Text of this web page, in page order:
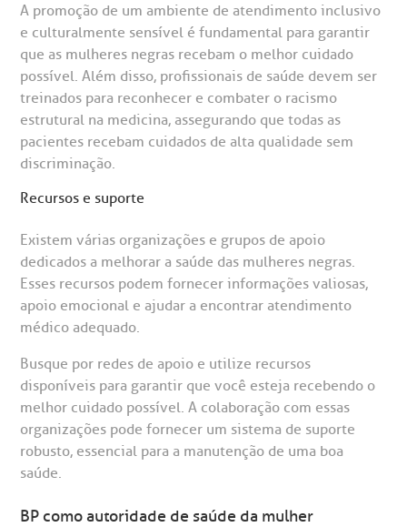
A promoção de um ambiente de atendimento inclusivo
e culturalmente sensível é fundamental para garantir
que as mulheres negras recebam o melhor cuidado
possível. Além disso, profissionais de saúde devem ser
treinados para reconhecer e combater o racismo
estrutural na medicina, assegurando que todas as
pacientes recebam cuidados de alta qualidade sem
discriminação.
Recursos e suporte
Existem várias organizações e grupos de apoio
dedicados a melhorar a saúde das mulheres negras.
Esses recursos podem fornecer informações valiosas,
apoio emocional e ajudar a encontrar atendimento
médico adequado.
Busque por redes de apoio e utilize recursos
disponíveis para garantir que você esteja recebendo o
melhor cuidado possível. A colaboração com essas
organizações pode fornecer um sistema de suporte
robusto, essencial para a manutenção de uma boa
saúde.
BP como autoridade de saúde da mulher